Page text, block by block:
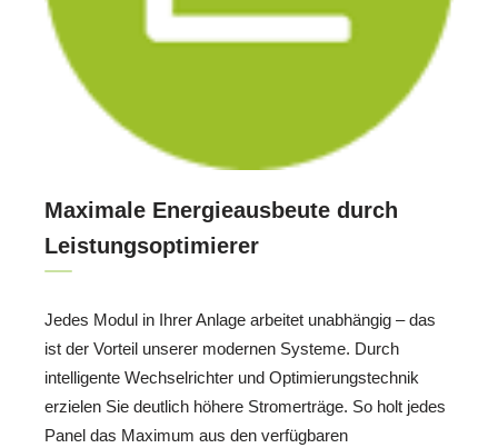
Maximale Energieausbeute durch
Leistungsoptimierer
Jedes Modul in Ihrer Anlage arbeitet unabhängig – das
ist der Vorteil unserer modernen Systeme. Durch
intelligente Wechselrichter und Optimierungstechnik
erzielen Sie deutlich höhere Stromerträge. So holt jedes
Panel das Maximum aus den verfügbaren